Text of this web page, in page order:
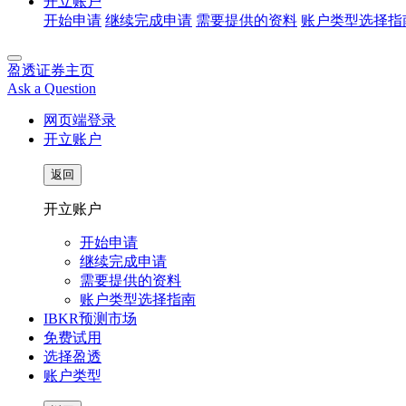
开始申请 继续完成申请 需要提供的资料 账户类型选择指
盈透证券主页
Ask a Question
网页端登录
开立账户
返回
开立账户
开始申请
继续完成申请
需要提供的资料
账户类型选择指南
IBKR预测市场
免费试用
选择盈透
账户类型